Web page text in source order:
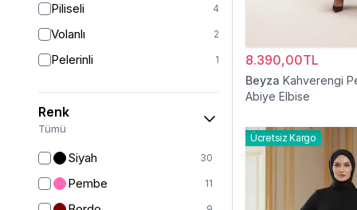
Ferace 126
Kap & Pardesü
Trençkot
Hırka
Piliseli 4
Volanlı 2
Pelerinli 1
Renk
Tümü
Siyah 30
Pembe 11
8.390,00TL
Beyza Kahverengi
Abiye Elbise
Ücretsiz Kargo